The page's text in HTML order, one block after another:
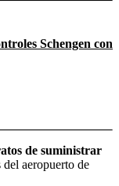
Schengen con
de suministrar
del aeropuerto de